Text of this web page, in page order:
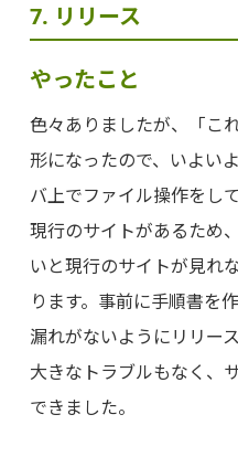
7. リリース
やったこと
色々ありましたが、「こ
形になったので、いよい
バ上でファイル操作をし
現行のサイトがあるため
いと現行のサイトが見れ
ります。事前に手順書を
漏れがないようにリリー
大きなトラブルもなく、
できました。